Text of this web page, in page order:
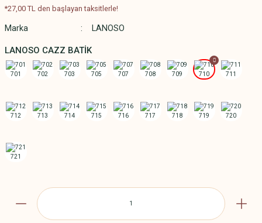
*27,00 TL den başlayan taksitlerle!
Marka LANOSO
LANOSO CAZZ BATİK